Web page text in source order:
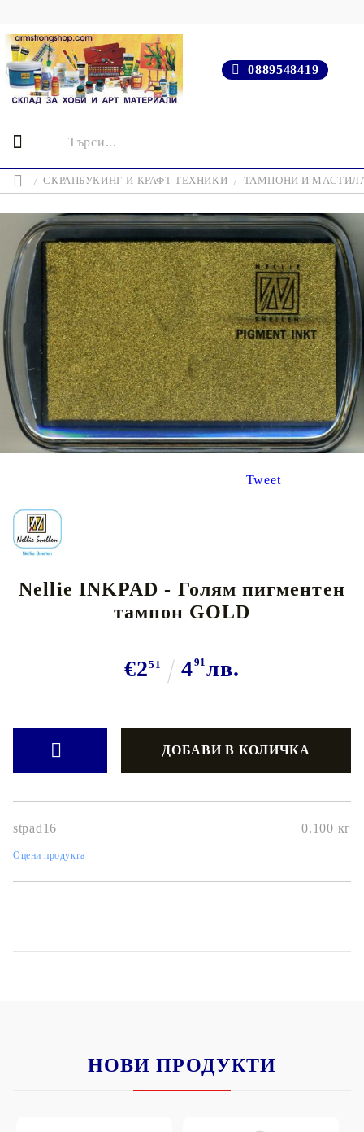
0889548419
СКРАПБУКИНГ И КРАФТ ТЕХНИКИ ТАМПОНИ И
Tweet
Nellie INKPAD - Голям пигментен
тампон GOLD
€251 491 лв.
stpad16 0.100 кг
Оцени продукта
НОВИ ПРОДУКТИ